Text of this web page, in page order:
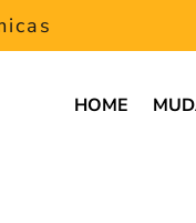
HOME